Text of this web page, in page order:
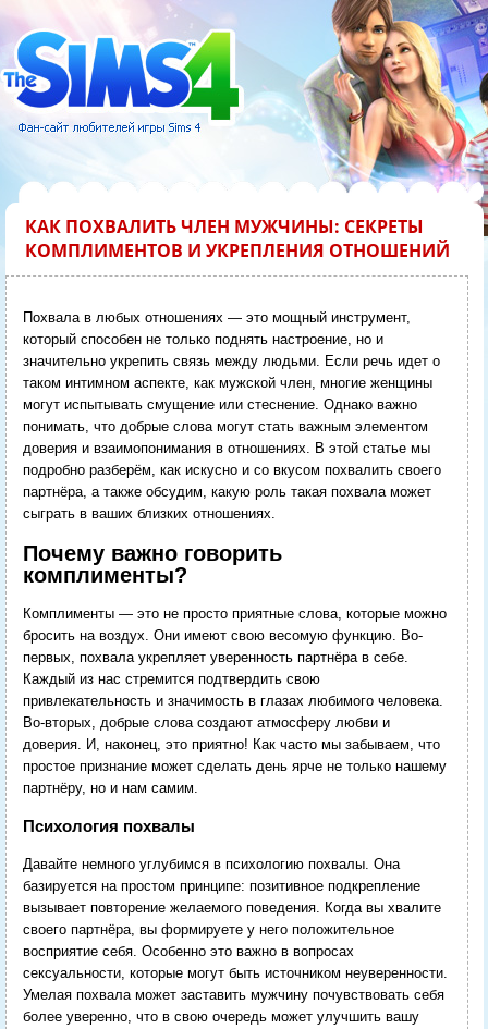
КАК ПОХВАЛИТЬ ЧЛЕН МУЖЧИНЫ: СЕКРЕТЫ
КОМПЛИМЕНТОВ И УКРЕПЛЕНИЯ ОТНОШЕНИЙ
Похвала в любых отношениях — это мощный инструмент,
который способен не только поднять настроение, но и
значительно укрепить связь между людьми. Если речь идет о
таком интимном аспекте, как мужской член, многие женщины
могут испытывать смущение или стеснение. Однако важно
понимать, что добрые слова могут стать важным элементом
доверия и взаимопонимания в отношениях. В этой статье мы
подробно разберём, как искусно и со вкусом похвалить своего
партнёра, а также обсудим, какую роль такая похвала может
сыграть в ваших близких отношениях.
Почему важно говорить
комплименты?
Комплименты — это не просто приятные слова, которые можно
бросить на воздух. Они имеют свою весомую функцию. Во-
первых, похвала укрепляет уверенность партнёра в себе.
Каждый из нас стремится подтвердить свою
привлекательность и значимость в глазах любимого человека.
Во-вторых, добрые слова создают атмосферу любви и
доверия. И, наконец, это приятно! Как часто мы забываем, что
простое признание может сделать день ярче не только нашему
партнёру, но и нам самим.
Психология похвалы
Давайте немного углубимся в психологию похвалы. Она
базируется на простом принципе: позитивное подкрепление
вызывает повторение желаемого поведения. Когда вы хвалите
своего партнёра, вы формируете у него положительное
восприятие себя. Особенно это важно в вопросах
сексуальности, которые могут быть источником неуверенности.
Умелая похвала может заставить мужчину почувствовать себя
более уверенно, что в свою очередь может улучшить вашу